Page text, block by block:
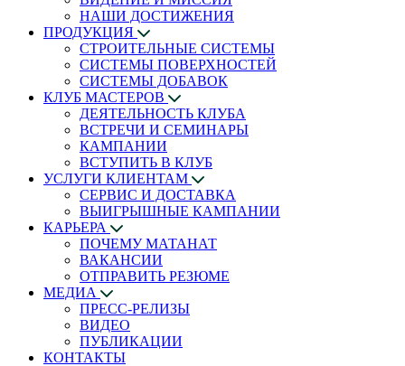
НАШИ ДОСТИЖЕНИЯ
ПРОДУКЦИЯ
СТРОИТЕЛЬНЫЕ СИСТЕМЫ
СИСТЕМЫ ПОВЕРХНОСТЕЙ
СИСТЕМЫ ДОБАВОК
КЛУБ МАСТЕРОВ
ДЕЯТЕЛЬНОСТЬ КЛУБА
ВСТРЕЧИ И СЕМИНАРЫ
КАМПАНИИ
ВСТУПИТЬ В КЛУБ
УСЛУГИ КЛИЕНТАМ
СЕРВИС И ДОСТАВКА
ВЫИГРЫШНЫЕ КАМПАНИИ
КАРЬЕРА
ПОЧЕМУ МАТАНАТ
ВАКАНСИИ
ОТПРАВИТЬ РЕЗЮМЕ
МЕДИА
ПРЕСС-РЕЛИЗЫ
ВИДЕО
ПУБЛИКАЦИИ
КОНТАКТЫ